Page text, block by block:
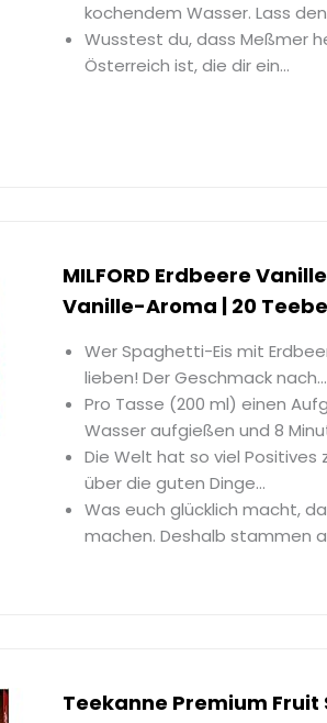
kochendem Wasser. Lass
Wusstest du, dass Meßmer
Österreich ist, die dir ein...
MILFORD Erdbeere
Vanille-Aroma | 20
Wer Spaghetti-Eis mit
lieben! Der Geschmack nach...
Pro Tasse (200 ml) einen
Wasser aufgießen und 8
Die Welt hat so viel Positives
über die guten Dinge...
Was euch glücklich macht,
machen. Deshalb stammen
Teekanne Premium Fruit